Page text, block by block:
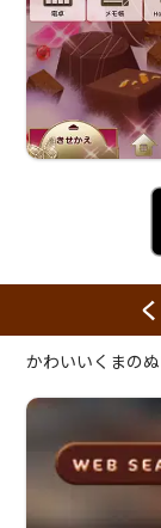
かわいいくまの